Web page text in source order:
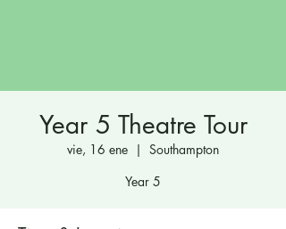
Year 5 Theatre Tour
vie, 16 ene
  |
Southampton
Year 5